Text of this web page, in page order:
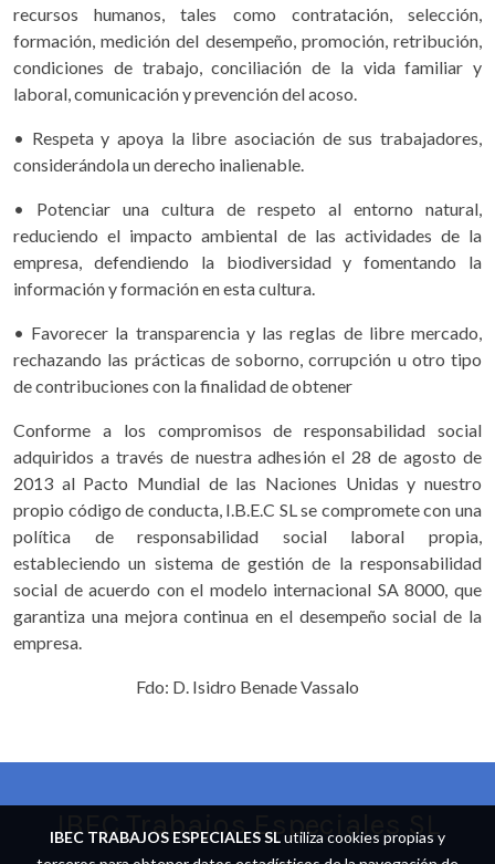
recursos humanos, tales como contratación, selección,
formación, medición del desempeño, promoción, retribución,
condiciones de trabajo, conciliación de la vida familiar y
laboral, comunicación y prevención del acoso.
• Respeta y apoya la libre asociación de sus trabajadores,
considerándola un derecho inalienable.
• Potenciar una cultura de respeto al entorno natural,
reduciendo el impacto ambiental de las actividades de la
empresa, defendiendo la biodiversidad y fomentando la
información y formación en esta cultura.
• Favorecer la transparencia y las reglas de libre mercado,
rechazando las prácticas de soborno, corrupción u otro tipo
de contribuciones con la finalidad de obtener
Conforme a los compromisos de responsabilidad social
adquiridos a través de nuestra adhesión el 28 de agosto de
2013 al Pacto Mundial de las Naciones Unidas y nuestro
propio código de conducta, I.B.E.C SL se compromete con una
política de responsabilidad social laboral propia,
estableciendo un sistema de gestión de la responsabilidad
social de acuerdo con el modelo internacional SA 8000, que
garantiza una mejora continua en el desempeño social de la
empresa.
Fdo: D. Isidro Benade Vassalo
IBEC Trabajos Especiales SL
IBEC TRABAJOS ESPECIALES SLutiliza cookies propias y